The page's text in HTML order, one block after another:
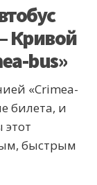
Кривой
bus»
«Crimea-
билета, и
этот
быстрым